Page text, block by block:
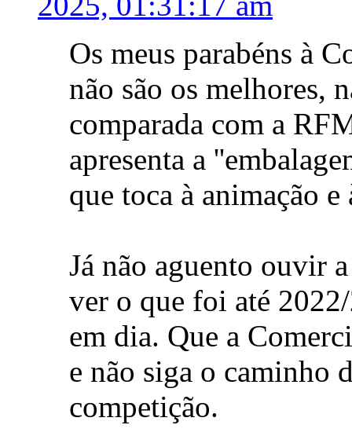
Os meus parabéns à
não são os melhores,
comparada com a
apresenta a
que toca à animação
Já não aguento ouvir
ver o que foi até
em dia. Que a
e não siga o caminho
competição.